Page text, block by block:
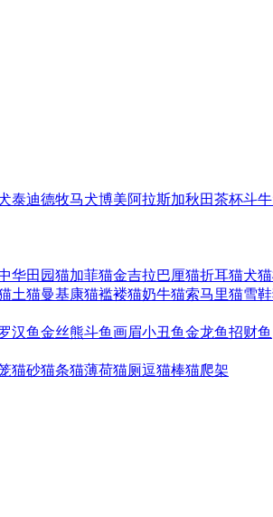
泰迪德牧马犬博美阿拉斯加秋田茶杯斗
华田园猫加菲猫金吉拉巴厘猫折耳猫犬猫
土猫曼基康猫褴褛猫奶牛猫索马里猫雪
汉鱼金丝熊斗鱼画眉小丑鱼金龙鱼招财鱼
猫砂猫条猫薄荷猫厕逗猫棒猫爬架